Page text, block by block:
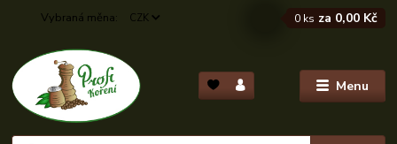
Menu
CZK 0 ks za 0,00 Kč